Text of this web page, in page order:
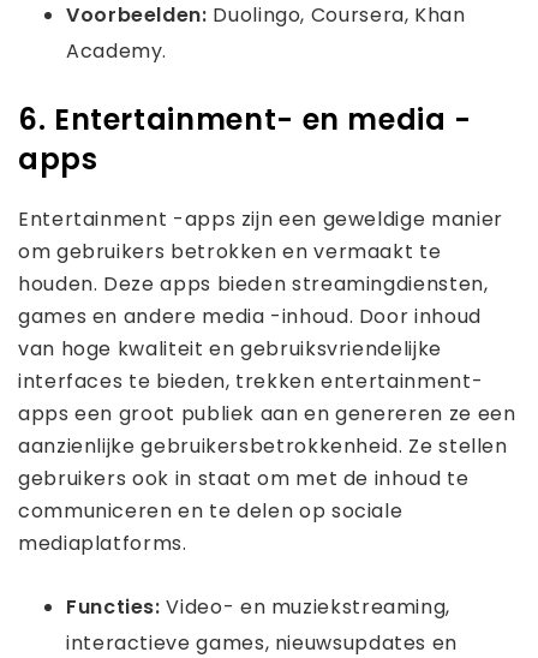
Voorbeelden: Duolingo, Coursera, Khan
Academy.
6. Entertainment- en media -
apps
Entertainment -apps zijn een geweldige manier
om gebruikers betrokken en vermaakt te
houden. Deze apps bieden streamingdiensten,
games en andere media -inhoud. Door inhoud
van hoge kwaliteit en gebruiksvriendelijke
interfaces te bieden, trekken entertainment-
apps een groot publiek aan en genereren ze een
aanzienlijke gebruikersbetrokkenheid. Ze stellen
gebruikers ook in staat om met de inhoud te
communiceren en te delen op sociale
mediaplatforms.
Functies:Video- en muziekstreaming,
interactieve games, nieuwsupdates en